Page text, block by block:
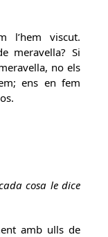
l’hem viscut.
meravella? Si
no els
ens en fem
cosa le dice
amb ulls de